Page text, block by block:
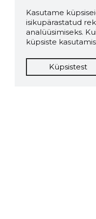
Kasutame
isikupärastatud
analüüsimiseks.
küpsiste
Küpsistest